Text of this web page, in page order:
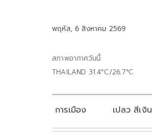
พฤหัส, 6 สิงหาคม 2569
สภาพอากาศวันนี้
THAILAND 31.4°C/26.7°C
การเมือง เปลว สีเงิน